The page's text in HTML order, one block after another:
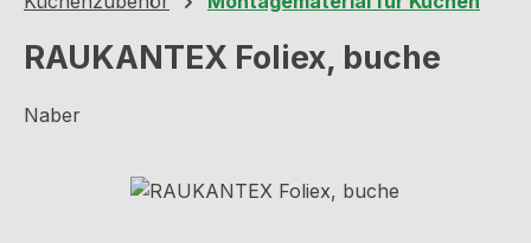
RAUKANTEX Foliex, buche
Naber
Bildergalerie überspringen